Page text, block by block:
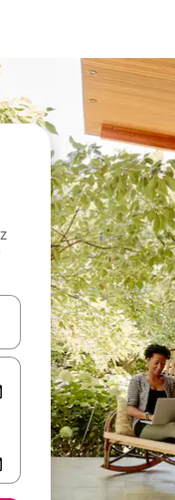
vers le haut et vers le bas